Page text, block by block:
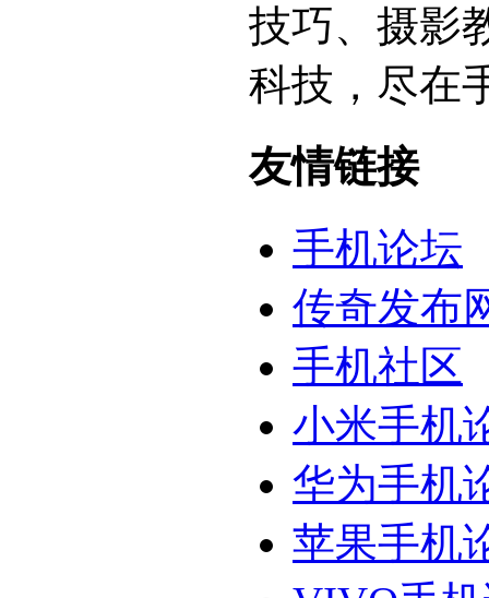
技巧、摄影
科技，尽在
友情链接
手机论坛
传奇发布
手机社区
小米手机
华为手机
苹果手机